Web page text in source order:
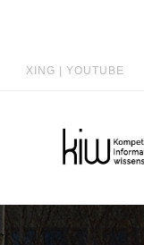
XING YOUTUBE